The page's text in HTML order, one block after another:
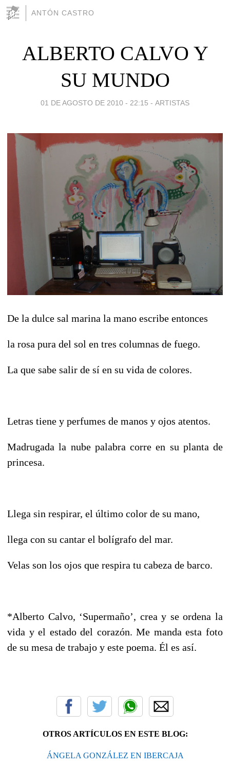
ANTÓN CASTRO
ALBERTO CALVO Y
SU MUNDO
01 DE AGOSTO DE 2010 - 22:15 - ARTISTAS
De la dulce sal marina la mano escribe entonces
la rosa pura del sol en tres columnas de fuego.
La que sabe salir de sí en su vida de colores.
Letras tiene y perfumes de manos y ojos atentos.
Madrugada la nube palabra corre en su planta de
princesa.
Llega sin respirar, el último color de su mano,
llega con su cantar el bolígrafo del mar.
Velas son los ojos que respira tu cabeza de barco.
*Alberto Calvo, ‘Supermaño’, crea y se ordena la
vida y el estado del corazón. Me manda esta foto
de su mesa de trabajo y este poema. Él es así.
OTROS ARTÍCULOS EN ESTE BLOG:
ÁNGELA GONZÁLEZ EN IBERCAJA